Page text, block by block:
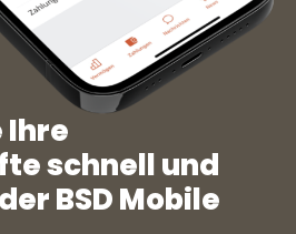
Ihre
schnell und
BSD Mobile